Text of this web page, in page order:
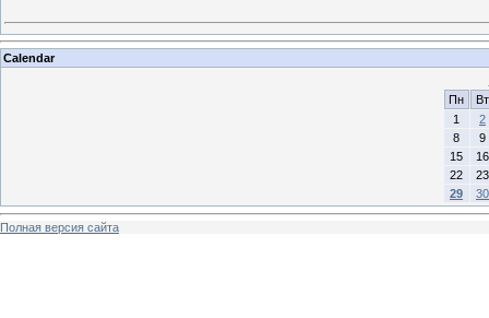
Calendar
Пн
Вт
1
2
8
9
15
16
22
23
29
30
Полная версия сайта